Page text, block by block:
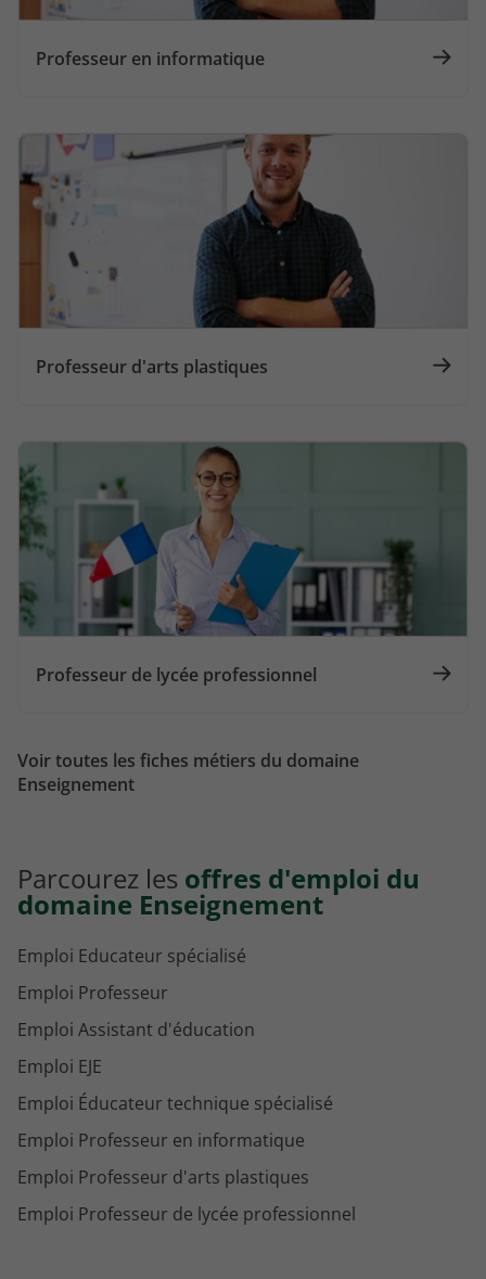
Professeur en informatique
Professeur d'arts plastiques
Professeur de lycée professionnel
Voir toutes les fiches métiers du domaine
Enseignement
Parcourez les offres d'emploi du
domaine Enseignement
Emploi Educateur spécialisé
Emploi Professeur
Emploi Assistant d'éducation
Emploi EJE
Emploi Éducateur technique spécialisé
Emploi Professeur en informatique
Emploi Professeur d'arts plastiques
Emploi Professeur de lycée professionnel